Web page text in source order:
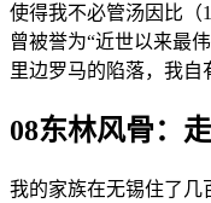
使得我不必管汤因比（
曾被誉为“近世以来最
里边罗马的陷落，我自
08东林风骨：
我的家族在无锡住了几